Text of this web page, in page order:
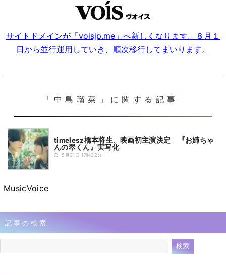
サイトドメインが「voisjp.me」へ新しくなります。８月１
日から並行運用していき、順次移行してまいります。
「中島瑠菜」に関する記事
timelesz橋本将生、映画初主演決定 『お姉ちゃ
んの翠くん』実写化
5月31日 17時32分
MusicVoice
記事の検索